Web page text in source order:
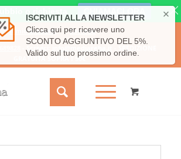
Il mio account
Carrello
- Scrivici: info@mediareha.it
- SPEDIZIONE
GRATUITA SOPRA I 50€
o richiesta